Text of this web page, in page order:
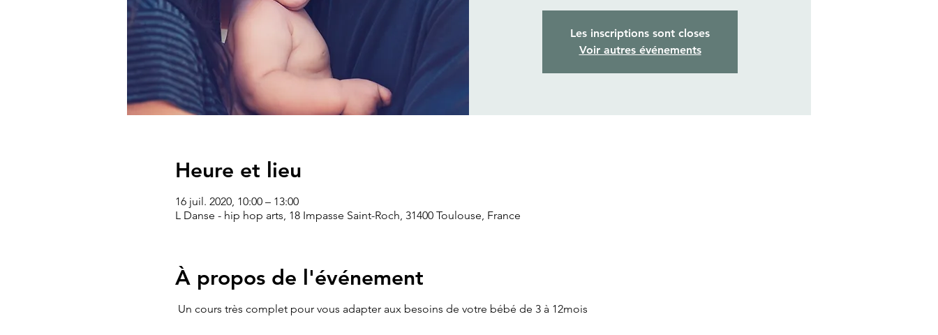
Les inscriptions sont closes
Voir autres événements
Heure et lieu
16 juil. 2020, 10:00 – 13:00
L Danse - hip hop arts, 18 Impasse Saint-Roch, 31400 Toulouse, France
À propos de l'événement
Un cours très complet pour vous adapter aux besoins de votre bébé de 3 à 12mois